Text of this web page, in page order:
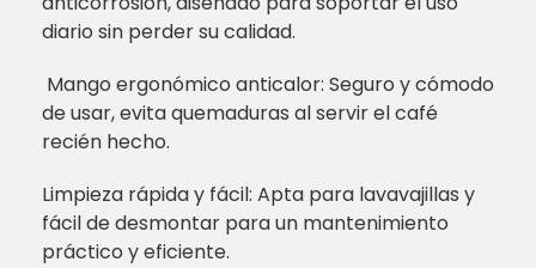
diario sin perder su calidad.
️ Mango ergonómico anticalor: Seguro y cómodo
de usar, evita quemaduras al servir el café
recién hecho.
Limpieza rápida y fácil: Apta para lavavajillas y
fácil de desmontar para un mantenimiento
práctico y eficiente.